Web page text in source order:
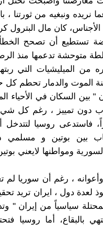
نريده ونبغيه من ثورتنا
كان مال البترول
تستطيع أن تصحح
متوحشة تدعمها منذ
من الميليشيات التي
الموت والدمار تحطم كل
بين السكان في الأحياء
دون تمييز ، رغم كل
فاستدعى روسيا لتتدخل
بين بوتين و مسلمي
ومواطنها لايعني
، رغم أن سوريا لم
لعدة دول ، ايران تريد
سياسياً من إيران "
بالبقاع، أما روسيا